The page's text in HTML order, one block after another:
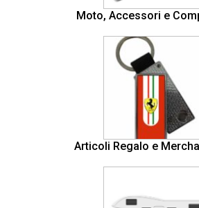
Moto, Accessori e
Articoli Regalo e